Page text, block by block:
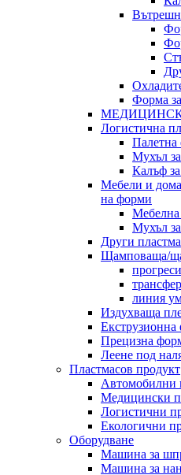
Форма
Логистична
Палетна
Мухъл
Калъф
Мебели и
на форми
Мебелна
Мухъл
Други
Щамповаща/
линия
Издухваща
Екструзионна
Прецизна
Леене под
Пластмасов продукт
Автомобилни
Медицински
Логистични
Екологични
Оборудване
Машина за
Машина за